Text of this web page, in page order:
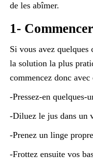
de les abîmer.
1-
Si vous avez quelques
la solution la plus
commencez donc avec
-Pressez-en quelques-
-Diluez le jus dans un
-Prenez un linge
-Frottez ensuite vos